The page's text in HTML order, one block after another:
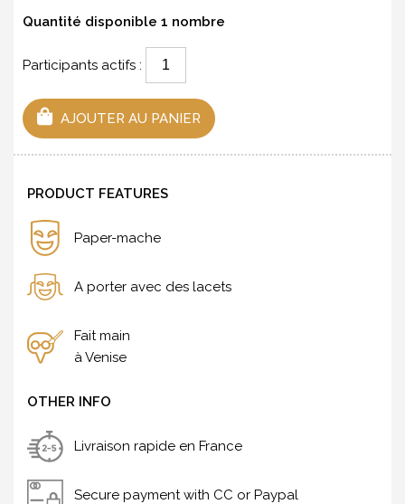
Quantité disponible 1 nombre
Participants actifs :
AJOUTER AU PANIER
PRODUCT FEATURES
Paper-mache
A porter avec des lacets
Fait main
à Venise
OTHER INFO
Livraison rapide en France
Secure payment with CC or Paypal